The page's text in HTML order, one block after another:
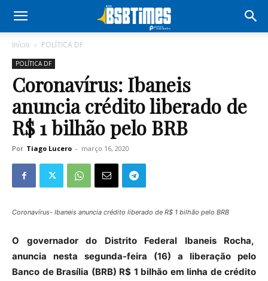
Início POLÍTICA DF
POLÍTICA DF
Coronavírus: Ibaneis
anuncia crédito liberado de
R$ 1 bilhão pelo BRB
Por Tiago Lucero - março 16, 2020
Coronavírus- Ibaneis anuncia crédito liberado de R$ 1 bilhão pelo BRB
O governador do Distrito Federal Ibaneis Rocha,
anuncia nesta segunda-feira (16) a liberação pelo
Banco de Brasília (BRB) R$ 1 bilhão em linha de crédito